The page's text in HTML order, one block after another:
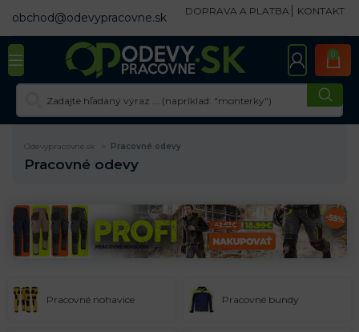
obchod@odevypracovne.sk DOPRAVA A PLATBA KONTAKT
0
Odevypracovne.sk Pracovné odevy
Pracovné odevy
Pracovné nohavice Pracovné bundy